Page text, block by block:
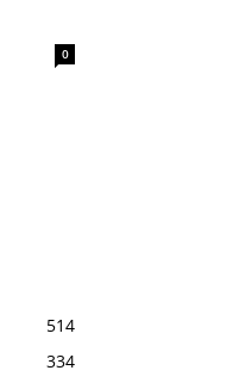
0
514
334